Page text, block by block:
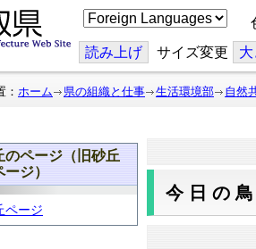
こ
の
ジ
を
翻
読み上げ サイズ変更 大
： ホーム 県の組織と仕事 生活環境部 自然
のページ（旧砂丘
ジ）
ページ
今日の